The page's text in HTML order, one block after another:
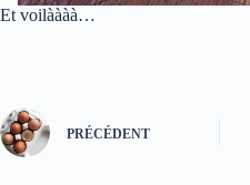
Et voilàààà…
PRÉCÉDENT